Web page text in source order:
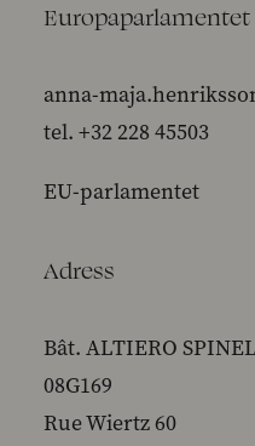
Europaparlamentet
anna-
tel. +32 228 45503
EU-parlamentet
Adress
Bât. ALTIERO
08G169
Rue Wiertz 60